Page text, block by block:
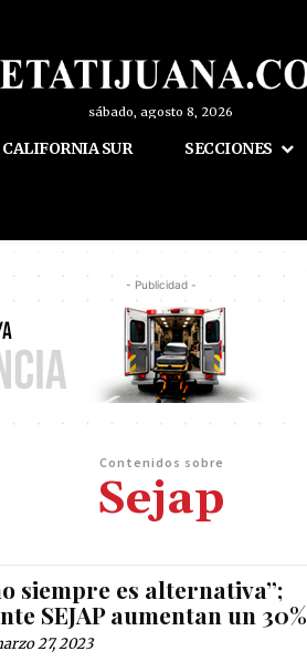
sábado, agosto 8, 2026
SUR SECCIONES
- Publicidad -
Contenidos sobre
Sejap
siempre es alternativa”;
SEJAP aumentan un 30%
27, 2023